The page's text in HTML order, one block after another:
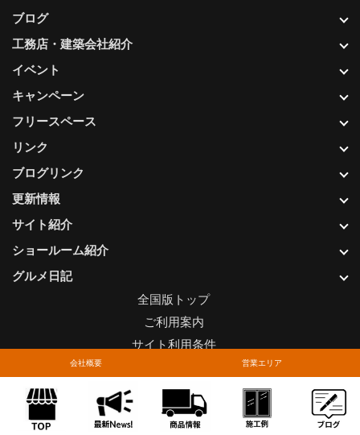
会社概要 営業エリア
更新情報
サイト紹介
ショールーム紹介
グルメ日記
ブログ
工務店・建築会社紹介
イベント
キャンペーン
フリースペース
リンク
ブログリンク
全国版トップ
ご利用案内
サイト利用条件
関連リンク
お問い合わせについて